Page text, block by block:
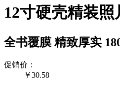
12寸硬壳精装照
全书覆膜 精致厚实
促销价：
￥30.58